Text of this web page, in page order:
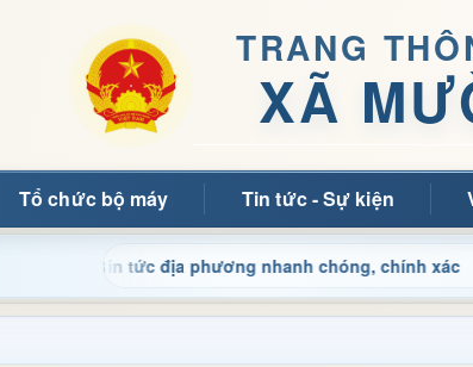
TRANG
XÃ
Tổ chức bộ máy Tin tức - Sự kiện
tin tức địa phương nhanh chóng, chính xác